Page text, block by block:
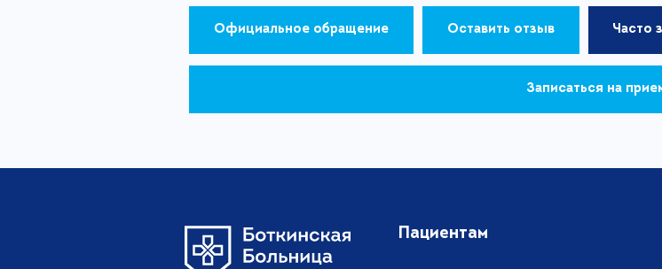
Официальное обращение Оставить отзыв Часто
Записаться на
Пациентам